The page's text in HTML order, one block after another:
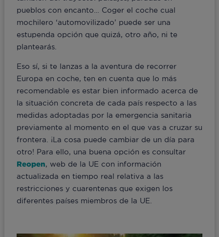
pueblos con encanto… Coger el coche cual
mochilero ‘automovilizado’ puede ser una
estupenda opción que quizá, otro año, ni te
plantearás.
Eso sí, si te lanzas a la aventura de recorrer
Europa en coche, ten en cuenta que lo más
recomendable es estar bien informado acerca de
la situación concreta de cada país respecto a las
medidas adoptadas por la emergencia sanitaria
previamente al momento en el que vas a cruzar su
frontera. ¡La cosa puede cambiar de un día para
otro! Para ello, una buena opción es consultar
Reopen, web de la UE con información
actualizada en tiempo real relativa a las
restricciones y cuarentenas que exigen los
diferentes países miembros de la UE.